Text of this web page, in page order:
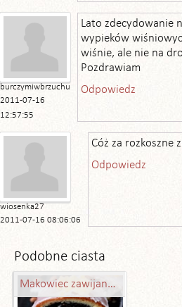
burczymiwbrzuchu
2011-07-16
12:57:55
Lato zdecydowanie
wypieków
wiśnie, ale nie na
Pozdrawiam
Odpowiedz
wiosenka27
2011-07-16 08:06:06
Cóż za rozkoszne
Odpowiedz
Podobne ciasta
Makowiec zawijany mojej babci